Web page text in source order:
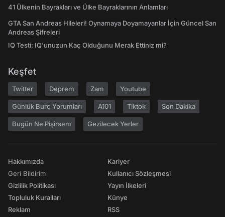
41 Ülkenin Bayrakları ve Ülke Bayraklarının Anlamları
GTA San Andreas Hileleri! Oynamaya Doyamayanlar İçin Güncel San
Andreas Şifreleri
IQ Testi: IQ'unuzun Kaç Olduğunu Merak Ettiniz mi?
Keşfet
Twitter Deprem Zam Youtube
Günlük Burç Yorumları A101 Tiktok Son Dakika
Bugün Ne Pişirsem Gezilecek Yerler
Hakkımızda
Geri Bildirim
Gizlilik Politikası
Topluluk Kuralları
Reklam
Kariyer
Kullanıcı Sözleşmesi
Yayın İlkeleri
Künye
RSS